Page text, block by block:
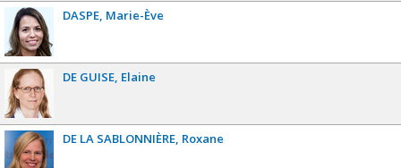
DASPE Marie-Ève
DE GUISE Elaine
DE LA SABLONNIÈRE Roxane